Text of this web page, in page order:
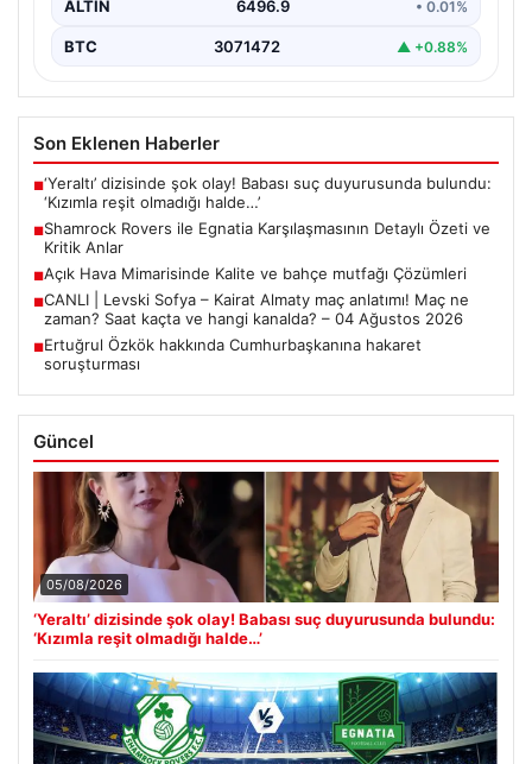
ALTIN 6496.9 • 0.01%
BTC 3071472 ▲ +0.88%
Son Eklenen Haberler
■‘Yeraltı’ dizisinde şok olay! Babası suç duyurusunda bulundu:
‘Kızımla reşit olmadığı halde…’
■Shamrock Rovers ile Egnatia Karşılaşmasının Detaylı Özeti ve
Kritik Anlar
■Açık Hava Mimarisinde Kalite ve bahçe mutfağı Çözümleri
■CANLI | Levski Sofya – Kairat Almaty maç anlatımı! Maç ne
zaman? Saat kaçta ve hangi kanalda? – 04 Ağustos 2026
■Ertuğrul Özkök hakkında Cumhurbaşkanına hakaret
soruşturması
Güncel
05/08/2026
‘Yeraltı’ dizisinde şok olay! Babası suç duyurusunda bulundu:
‘Kızımla reşit olmadığı halde…’